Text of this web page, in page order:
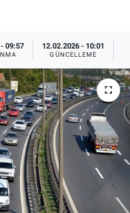
09:57 12.02.2026 - 10:01
GÜNCELLEME